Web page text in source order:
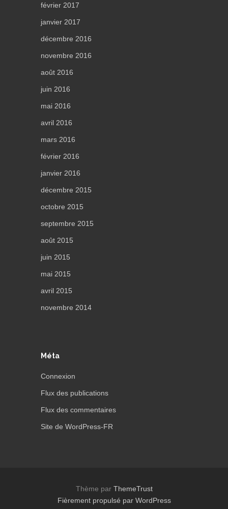
février 2017
janvier 2017
décembre 2016
novembre 2016
août 2016
juin 2016
mai 2016
avril 2016
mars 2016
février 2016
janvier 2016
décembre 2015
octobre 2015
septembre 2015
août 2015
juin 2015
mai 2015
avril 2015
novembre 2014
Méta
Connexion
Flux des publications
Flux des commentaires
Site de WordPress-FR
Thème par ThemeTrust
Fièrement propulsé par WordPress